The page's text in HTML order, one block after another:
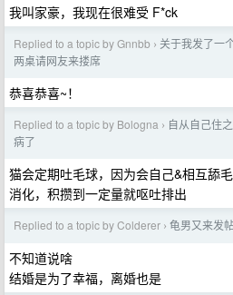
我叫家豪，我现在很难受 F*ck
Replied to a topic by Gnnbb › 关于我发了一
两桌请网友来搂席
恭喜恭喜~！
Replied to a topic by Bologna › 自从自己住
病了
猫会定期吐毛球，因为会自己&相互舔
消化，积攒到一定量就呕吐排出
Replied to a topic by Colderer › 龟男又来发
不知道说啥
结婚是为了幸福，离婚也是